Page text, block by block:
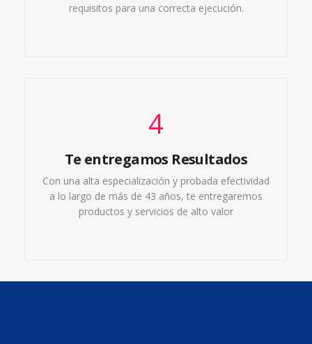
requisitos para una correcta ejecución.
4
Te entregamos Resultados
Con una alta especialización y probada efectividad
a lo largo de más de 43 años, te entregaremos
productos y servicios de alto valor